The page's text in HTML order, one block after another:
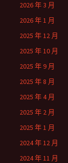
2026 年 3 月
2026 年 1 月
2025 年 12 月
2025 年 10 月
2025 年 9 月
2025 年 8 月
2025 年 4 月
2025 年 2 月
2025 年 1 月
2024 年 12 月
2024 年 11 月